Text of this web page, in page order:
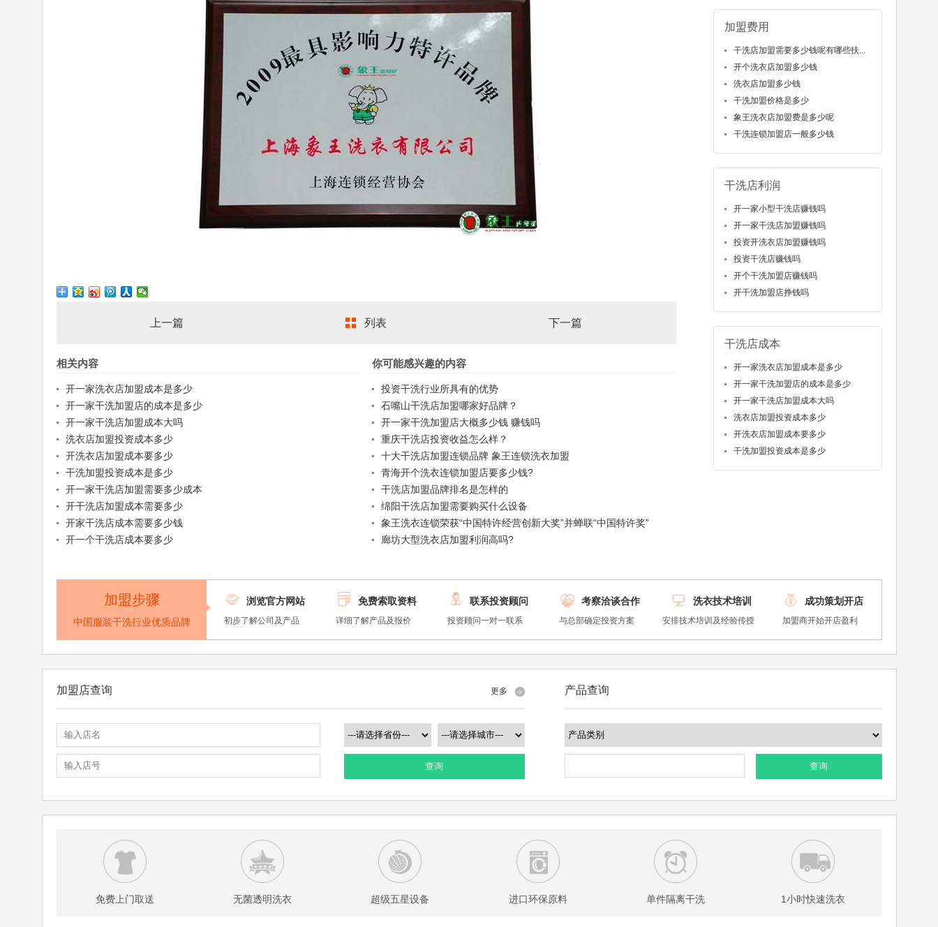
上一篇 列表 下一篇
相关内容
开一家洗衣店加盟成本是多少
开一家干洗加盟店的成本是多少
开一家干洗店加盟成本大吗
洗衣店加盟投资成本多少
开洗衣店加盟成本要多少
干洗加盟投资成本是多少
开一家干洗店加盟需要多少成本
开干洗店加盟成本需要多少
开家干洗店成本需要多少钱
开一个干洗店成本要多少
你可能感兴趣的内容
投资干洗行业所具有的优势
石嘴山干洗店加盟哪家好品牌？
开一家干洗加盟店大概多少钱 赚钱吗
重庆干洗店投资收益怎么样？
十大干洗店加盟连锁品牌 象王连锁洗衣加盟
青海开个洗衣连锁加盟店要多少钱?
干洗店加盟品牌排名是怎样的
绵阳干洗店加盟需要购买什么设备
象王洗衣连锁荣获“中国特许经营创新大奖”并蝉联“中国特许奖”
廊坊大型洗衣店加盟利润高吗?
加盟费用
干洗店加盟需要多少钱呢有哪些扶...
开个洗衣店加盟多少钱
洗衣店加盟多少钱
干洗加盟价格是多少
象王洗衣店加盟费是多少呢
干洗连锁加盟店一般多少钱
干洗店利润
开一家小型干洗店赚钱吗
开一家干洗店加盟赚钱吗
投资开洗衣店加盟赚钱吗
投资干洗店赚钱吗
开个干洗加盟店赚钱吗
开干洗加盟店挣钱吗
干洗店成本
开一家洗衣店加盟成本是多少
开一家干洗加盟店的成本是多少
开一家干洗店加盟成本大吗
洗衣店加盟投资成本多少
开洗衣店加盟成本要多少
干洗加盟投资成本是多少
加盟步骤
中国服装干洗行业优质品牌
 浏览官方网站
初步了解公司及产品
 免费索取资料
详细了解产品及报价
 联系投资顾问
投资顾问一对一联系
 考察洽谈合作
与总部确定投资方案
 洗衣技术培训
安排技术培训及经验传授
 成功策划开店
加盟商开始开店盈利
加盟店查询 更多
查询
产品查询
查询
免费上门取送 无菌透明洗衣 超级五星设备 进口环保原料 单件隔离干洗 1小时快速洗衣